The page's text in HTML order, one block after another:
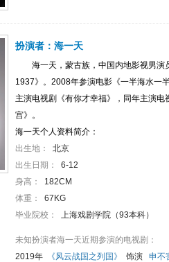
扮演者： 海一天
海一天，蒙古族，中国内地影视男
1937》。2008年参演电影《一半海水一
主演电视剧《有你才幸福》，同年主演
宫》。
海一天个人资料简介：
出生地：
北京
出生日期：
6-12
身高：
182CM
体重：
67KG
毕业院校：
上海戏剧学院（93本科）
未知扮演者海一天近期参演的电视剧：
2019年
《风云战国之列国》 饰演
申不